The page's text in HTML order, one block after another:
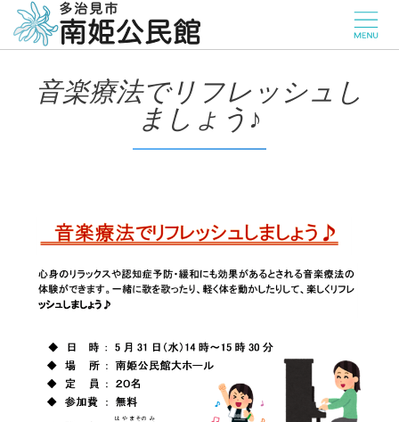
音楽療法でリフレッシュし
ましょう♪